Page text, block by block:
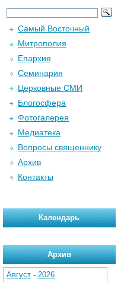
Самый Восточный
Митрополия
Епархия
Семинария
Церковные СМИ
Блогосфера
Фотогалерея
Медиатека
Вопросы священнику
Архив
Контакты
Календарь
Архив
Август - 2026